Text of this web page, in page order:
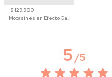
$ 129.900
Mocasines en Efecto Gamuzado Para Mujer
5/5